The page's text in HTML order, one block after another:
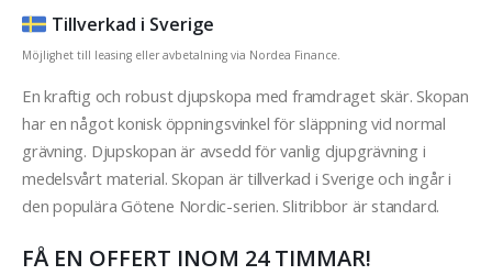
Tillverkad i Sverige
Möjlighet till leasing eller avbetalning via Nordea Finance.
En kraftig och robust djupskopa med framdraget skär. Skopan
har en något konisk öppningsvinkel för släppning vid normal
grävning. Djupskopan är avsedd för vanlig djupgrävning i
medelsvårt material. Skopan är tillverkad i Sverige och ingår i
den populära Götene Nordic-serien. Slitribbor är standard.
FÅ EN OFFERT INOM 24 TIMMAR!